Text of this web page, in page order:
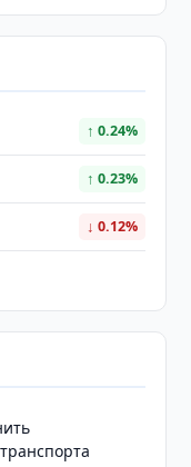
↑ 0.24%
↑ 0.23%
↓ 0.12%